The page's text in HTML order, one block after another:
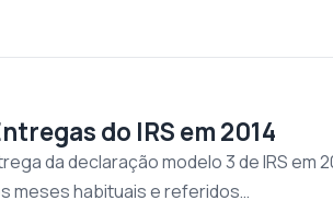
do IRS em 2014
da declaração modelo 3 de IRS
meses habituais e referidos…